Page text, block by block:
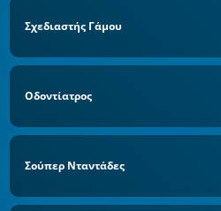
Σχεδιαστής Γάμου
Οδοντίατρος
Σούπερ Νταντάδες